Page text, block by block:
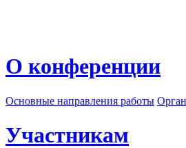
О конференции
Основные направления работы
Участникам